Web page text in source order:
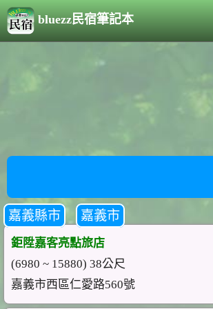
bluezz民宿筆記本
嘉義縣市 嘉義市
鉅陞嘉客亮點旅店
(6980 ~ 15880) 38公尺
嘉義市西區仁愛路560號